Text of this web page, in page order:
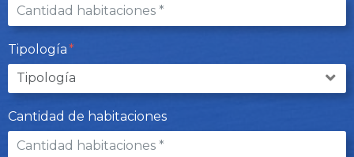
Tipología
Cantidad de habitaciones